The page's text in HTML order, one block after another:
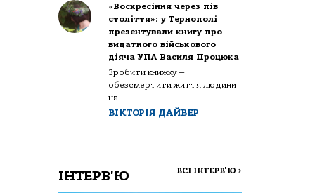
«Воскресіння через пів
століття»: у Тернополі
презентували книгу про
видатного військового
діяча УПА Василя Процюка
Зробити книжку —
обезсмертити життя людини
на...
ВІКТОРІЯ ДАЙВЕР
ІНТЕРВ'Ю ВСІ ІНТЕРВ'Ю >